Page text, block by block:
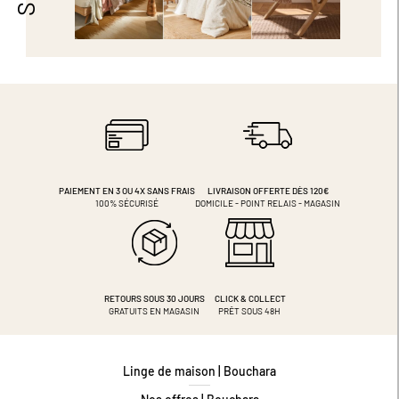
PAIEMENT EN 3 OU 4XSANS FRAIS
100% SÉCURISÉ
LIVRAISON OFFERTE DÈS 120€
DOMICILE - POINT RELAIS - MAGASIN
RETOURS SOUS 30 JOURS
GRATUITS EN MAGASIN
CLICK & COLLECT
PRÊT SOUS 48H
Linge de maison | Bouchara